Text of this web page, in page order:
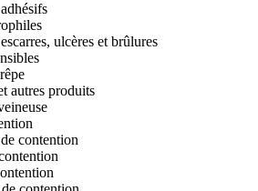
ulcères et brûlures
autres produits
contention